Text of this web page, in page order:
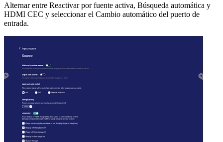
Alternar entre Reactivar por fuente activa, Búsqueda automática y
HDMI CEC y seleccionar el Cambio automático del puerto de
entrada.